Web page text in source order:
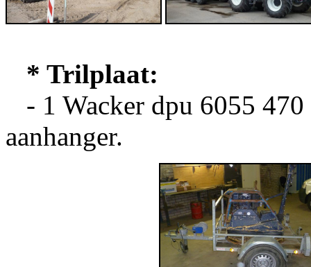
* Trilplaat:
- 1 Wacker dpu 6055
aanhanger.